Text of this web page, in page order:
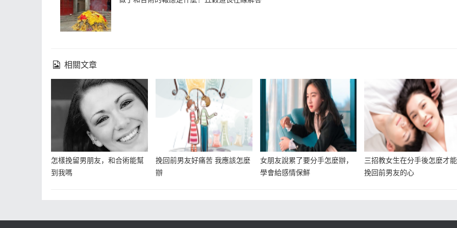
相關文章
怎樣挽留男朋友，和合術能幫
到我嗎
挽回前男友好痛苦 我應該怎麼
辦
女朋友說累了要分手怎麼辦，
學會給感情保鮮
三招教女生在分手後怎麼才能
挽回前男友的心